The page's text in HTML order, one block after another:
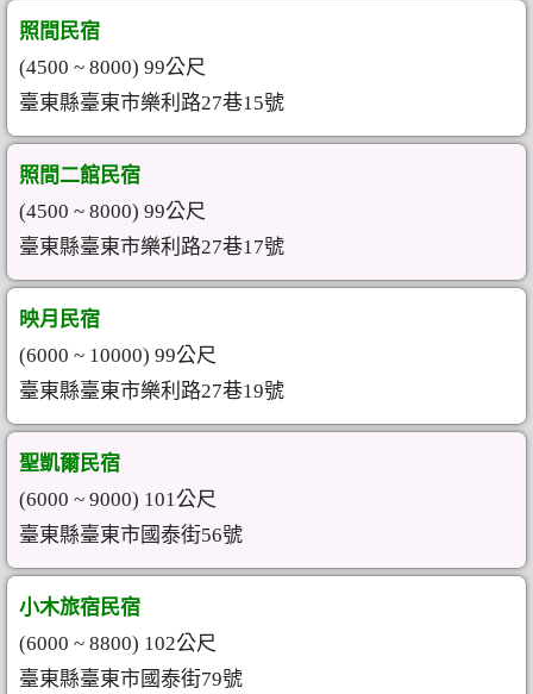
照間民宿
(4500 ~ 8000) 99公尺
臺東縣臺東市樂利路27巷15號
照間二館民宿
(4500 ~ 8000) 99公尺
臺東縣臺東市樂利路27巷17號
映月民宿
(6000 ~ 10000) 99公尺
臺東縣臺東市樂利路27巷19號
聖凱爾民宿
(6000 ~ 9000) 101公尺
臺東縣臺東市國泰街56號
小木旅宿民宿
(6000 ~ 8800) 102公尺
臺東縣臺東市國泰街79號